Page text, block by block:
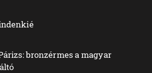
bronzérmes a magyar